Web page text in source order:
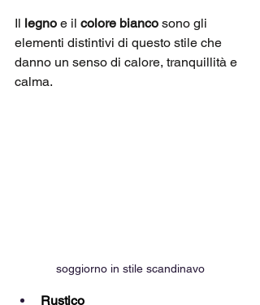
Il legno e il colore bianco sono gli
elementi distintivi di questo stile che
danno un senso di calore, tranquillità e
calma.
soggiorno in stile scandinavo
Rustico